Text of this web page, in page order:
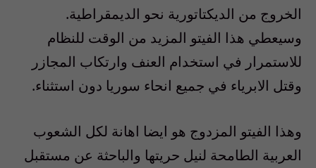
الخروج من الديكتاتورية نحو الديمقراطية.
وسيعطي هذا الفيتو المزيد من الوقت للنظام
للاستمرار في استخدام العنف وارتكاب المجازر
وقتل الابرياء في جميع انحاء سوريا دون استثناء.
وهذا الفيتو المزدوج هو ايضا اهانة لكل الشعوب
العربية الطامحة لنيل حريتها والباحثة عن مستقبل